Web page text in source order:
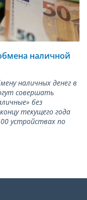
наличной
наличных денег в
совершать
без
текущего года
устройствах по